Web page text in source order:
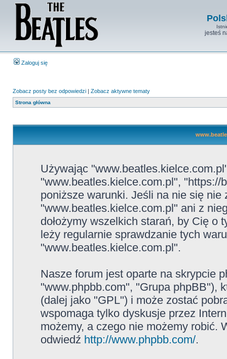
jesteś
Zaloguj się
Zobacz posty bez odpowiedzi | Zobacz aktywne tematy
Strona główna
Używając
"www.beatles.kielce.com.pl",
poniższe warunki. Jeśli na nie się
"www.beatles.kielce.com.pl" ani z
dołożymy wszelkich starań, by Cię o
leży regularnie sprawdzanie tych
"www.beatles.kielce.com.pl".
Nasze forum jest oparte na skrypcie
"www.phpbb.com", "Grupa phpBB"),
(dalej jako "GPL") i może zostać
wspomaga tylko dyskusje przez
możemy, a czego nie możemy robić.
odwiedź http://www.phpbb.com/.